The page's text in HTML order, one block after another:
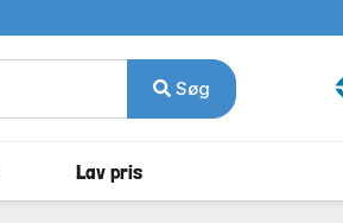
Søg
Lav pris